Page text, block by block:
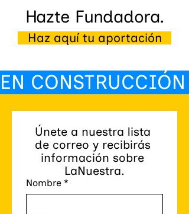
Hazte Fundadora.
Haz aquí tu aportación
Únete a nuestra lista
de correo y recibirás
información sobre
LaNuestra.
Nombre *
EN CONSTRUCCIÓN